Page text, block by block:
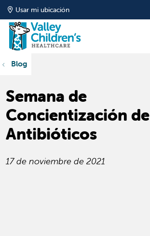
Usar mi ubicación
Blog
Semana de
Concientización de
Antibióticos
17 de noviembre de 2021